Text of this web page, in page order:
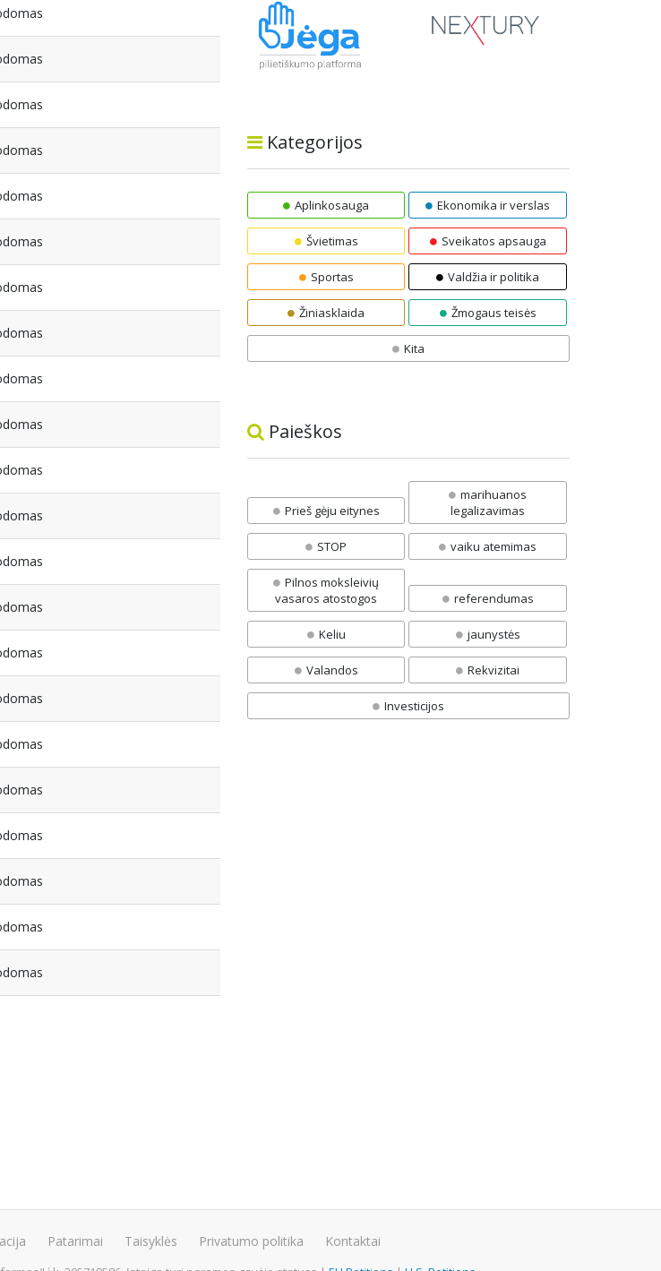
Kategorijos
Aplinkosauga Ekonomika ir verslas
Švietimas Sveikatos apsauga
Sportas Valdžia ir politika
Žiniasklaida Žmogaus teisės
Kita
Paieškos
Prieš gėju eitynes
marihuanos
legalizavimas
STOP vaiku atemimas
Pilnos moksleivių
vasaros atostogos
referendumas
Keliu jaunystės
Valandos Rekvizitai
Investicijos
Patarimai Taisyklės Privatumo politika Kontaktai